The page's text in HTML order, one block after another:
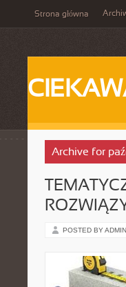
Strona główna
Archive for
POSTED BY ADMIN